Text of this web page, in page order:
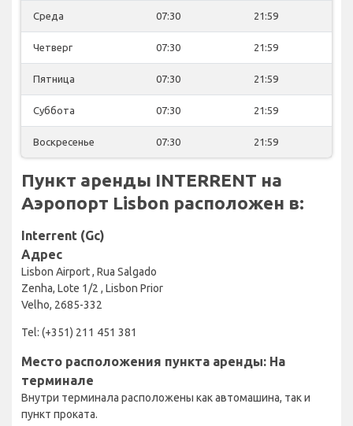
Среда 07:30 21:59
Четверг 07:30 21:59
Пятница 07:30 21:59
Суббота 07:30 21:59
Воскресенье 07:30 21:59
Пункт аренды INTERRENT на
Аэропорт Lisbon расположен в:
Interrent (Gc)
Адрес
Lisbon Airport , Rua Salgado
Zenha, Lote 1/2 , Lisbon Prior
Velho, 2685-332
Tel: (+351) 211 451 381
Место расположения пункта аренды: На
терминале
Внутри терминала расположены как автомашина, так и
пункт проката.